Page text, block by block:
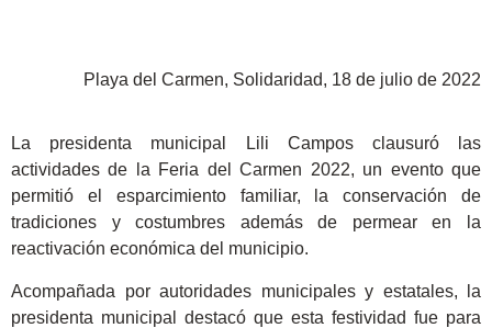
Playa del Carmen, Solidaridad, 18 de julio de 2022
La presidenta municipal Lili Campos clausuró las
actividades de la Feria del Carmen 2022, un evento que
permitió el esparcimiento familiar, la conservación de
tradiciones y costumbres además de permear en la
reactivación económica del municipio.
Acompañada por autoridades municipales y estatales, la
presidenta municipal destacó que esta festividad fue para